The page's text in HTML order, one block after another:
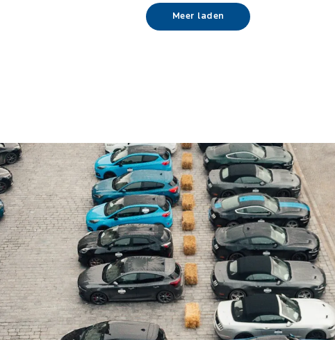
Meer laden